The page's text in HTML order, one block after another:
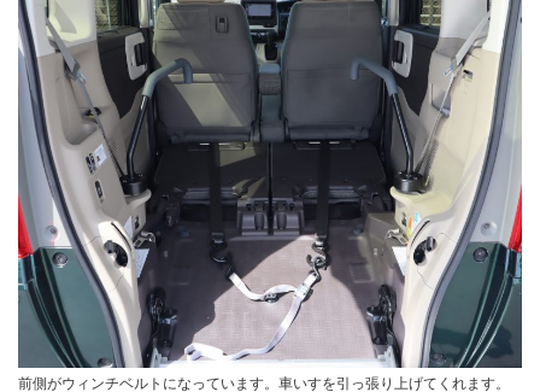
前側がウィンチベルトになっています。車いすを引っ張り上げてくれます。